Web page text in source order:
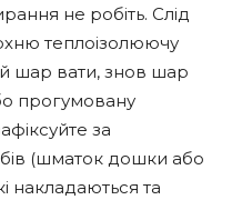
не робіть. Слід
теплоізолюючу
шар вати, знов шар
прогумовану
за
(шматок дошки або
накладаються та